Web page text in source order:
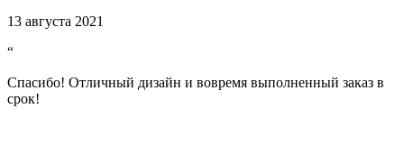
13 августа 2021
“
Спасибо! Отличный дизайн и вовремя выполненный заказ в
срок!